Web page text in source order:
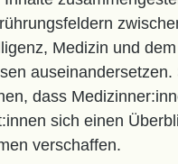
Medizin und dem
auseinandersetzen.
dass
sich einen
verschaffen.